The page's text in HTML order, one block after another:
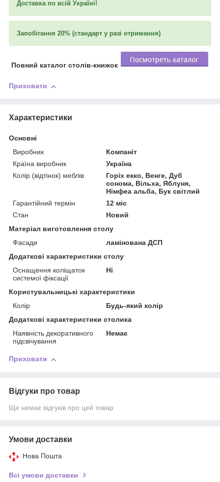
Доставка по всій Україні!
Запобігання 20% (стандарт у разі отримання)
Повний каталог столів-книжок
Приховати
Характеристики
Основні
Виробник
Компаніт
Країна виробник
Україна
Колір (відтінок) меблів
Горіх екко, Венге, Дуб
сонома, Вільха, Яблуня,
Німфеа альба, Бук світлий
Гарантійний термін
12 міс
Стан
Новий
Матеріал виготовлення столу
Фасади
ламінована ДСП
Додаткові характеристики столу
Оснащення коліщаток
системої фіксації
Ні
Користувальницькі характеристики
Колір
Будь-який колір
Додаткові характеристики столика
Наявність декоративного
підсвічування
Немає
Приховати
Відгуки про товар
Ще немає відгуків про цей товар
Умови доставки
Нова Пошта
Всі умови доставки